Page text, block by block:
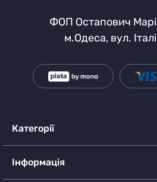
ФОП Остапович
м.Одеса, вул.
Категорії
Інформація